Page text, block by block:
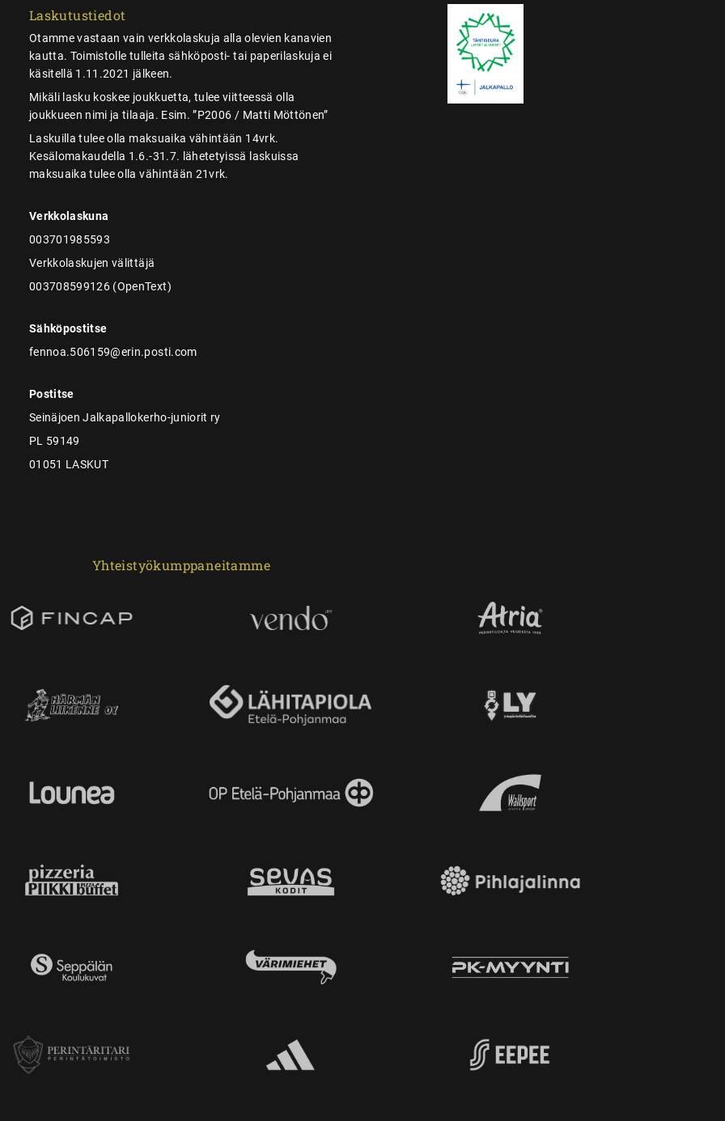
Laskutustiedot
Otamme vastaan vain verkkolaskuja alla olevien kanavien
kautta. Toimistolle tulleita sähköposti- tai paperilaskuja ei
käsitellä 1.11.2021 jälkeen.
Mikäli lasku koskee joukkuetta, tulee viitteessä olla
joukkueen nimi ja tilaaja. Esim. ”P2006 / Matti Möttönen”
Laskuilla tulee olla maksuaika vähintään 14vrk.
Kesälomakaudella 1.6.-31.7. lähetetyissä laskuissa
maksuaika tulee olla vähintään 21vrk.
Verkkolaskuna
003701985593
Verkkolaskujen välittäjä
003708599126 (OpenText)
Sähköpostitse
fennoa.506159@erin.posti.com
Postitse
Seinäjoen Jalkapallokerho-juniorit ry
PL 59149
01051 LASKUT
Yhteistyökumppaneitamme